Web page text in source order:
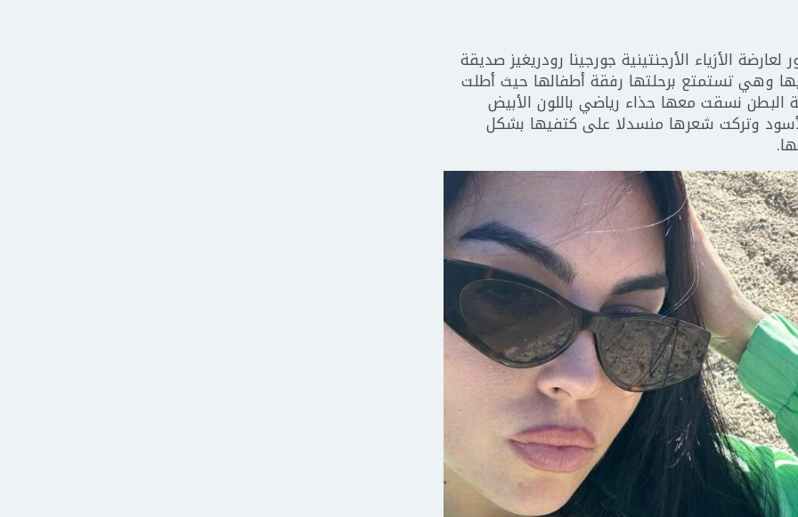
الأزياء الأرجنتينية جورجينا رودريغيز صديقة
وهي تستمتع برحلتها رفقة أطفالها حيث أطلت
البطن نسقت معها حذاء رياضي باللون الأبيض
وتركت شعرها منسدلا على كتفيها بشكل